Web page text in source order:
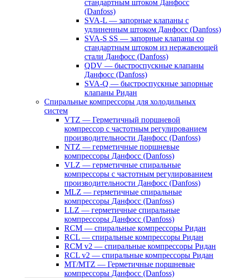
стандартным штоком Данфосс
(Danfoss)
SVA-L — запорные клапаны с
удлиненным штоком Данфосс (Danfoss)
SVA-S SS — запорные клапаны со
стандартным штоком из нержавеющей
стали Данфосс (Danfoss)
QDV — быстроспускные клапаны
Данфосс (Danfoss)
SVA-Q — быстроспускные запорные
клапаны Ридан
Спиральные компрессоры для холодильных
систем
VTZ — Герметичный поршневой
компрессор с частотным регулированием
производительности Данфосс (Danfoss)
NTZ — герметичные поршневые
компрессоры Данфосс (Danfoss)
VLZ — герметичные спиральные
компрессоры с частотным регулированием
производительности Данфосс (Danfoss)
MLZ — герметичные спиральные
компрессоры Данфосс (Danfoss)
LLZ — герметичные спиральные
компрессоры Данфосс (Danfoss)
RCM — спиральные компрессоры Ридан
RCL — спиральные компрессоры Ридан
RCM v2 — спиральные компрессоры Ридан
RCL v2 — спиральные компрессоры Ридан
MT/MTZ — Герметичные поршневые
компрессоры Данфосс (Danfoss)